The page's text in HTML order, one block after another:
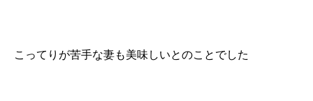
こってりが苦手な妻も美味しいとのことでした